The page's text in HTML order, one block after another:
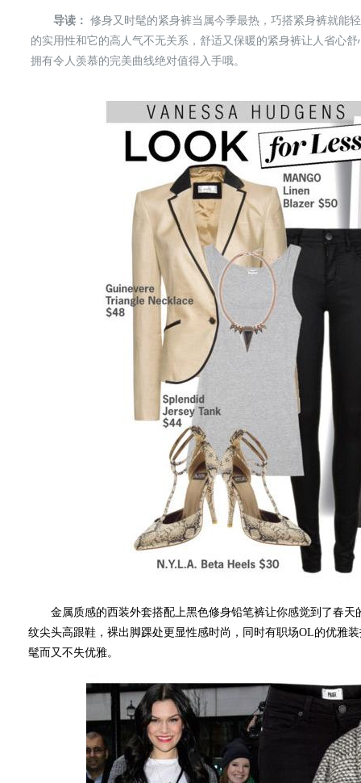
导读： 修身又时髦的紧身裤当属今季最热，巧搭紧身裤就能
的实用性和它的高人气不无关系，舒适又保暖的紧身裤让人省心
拥有令人羡慕的完美曲线绝对值得入手哦。
金属质感的西装外套搭配上黑色修身铅笔裤让你感觉到了春天
纹尖头高跟鞋，裸出脚踝处更显性感时尚，同时有职场OL的优雅
髦而又不失优雅。